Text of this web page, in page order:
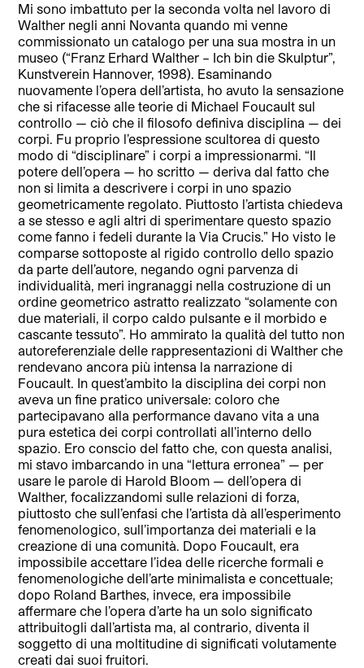
Mi sono imbattuto per la seconda volta nel lavoro di
Walther negli anni Novanta quando mi venne
commissionato un catalogo per una sua mostra in un
museo (“Franz Erhard Walther – Ich bin die Skulptur”,
Kunstverein Hannover, 1998). Esaminando
nuovamente l’opera dell’artista, ho avuto la sensazione
che si rifacesse alle teorie di Michael Foucault sul
controllo — ciò che il filosofo definiva disciplina — dei
corpi. Fu proprio l’espressione scultorea di questo
modo di “disciplinare” i corpi a impressionarmi. “Il
potere dell’opera — ho scritto — deriva dal fatto che
non si limita a descrivere i corpi in uno spazio
geometricamente regolato. Piuttosto l’artista chiedeva
a se stesso e agli altri di sperimentare questo spazio
come fanno i fedeli durante la Via Crucis.” Ho visto le
comparse sottoposte al rigido controllo dello spazio
da parte dell’autore, negando ogni parvenza di
individualità, meri ingranaggi nella costruzione di un
ordine geometrico astratto realizzato “solamente con
due materiali, il corpo caldo pulsante e il morbido e
cascante tessuto”. Ho ammirato la qualità del tutto non
autoreferenziale delle rappresentazioni di Walther che
rendevano ancora più intensa la narrazione di
Foucault. In quest’ambito la disciplina dei corpi non
aveva un fine pratico universale: coloro che
partecipavano alla performance davano vita a una
pura estetica dei corpi controllati all’interno dello
spazio. Ero conscio del fatto che, con questa analisi,
mi stavo imbarcando in una “lettura erronea” — per
usare le parole di Harold Bloom — dell’opera di
Walther, focalizzandomi sulle relazioni di forza,
piuttosto che sull’enfasi che l’artista dà all’esperimento
fenomenologico, sull’importanza dei materiali e la
creazione di una comunità. Dopo Foucault, era
impossibile accettare l’idea delle ricerche formali e
fenomenologiche dell’arte minimalista e concettuale;
dopo Roland Barthes, invece, era impossibile
affermare che l’opera d’arte ha un solo significato
attribuitogli dall’artista ma, al contrario, diventa il
soggetto di una moltitudine di significati volutamente
creati dai suoi fruitori.